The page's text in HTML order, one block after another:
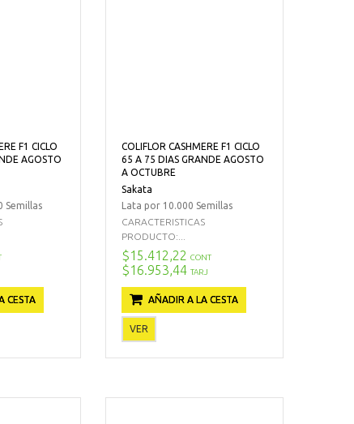
F1 CICLO
AGOSTO
Semillas
CESTA
COLIFLOR CASHMERE F1 CICLO
65 A 75 DIAS GRANDE AGOSTO
A OCTUBRE
Sakata
Lata por 10.000 Semillas
CARACTERISTICAS
PRODUCTO:...
$15.412,22 CONT
$16.953,44 TARJ
AÑADIR A LA CESTA
VER